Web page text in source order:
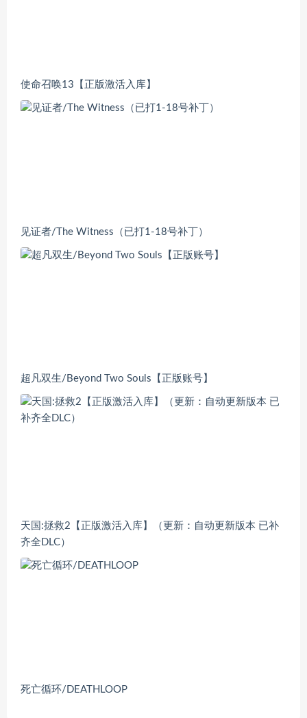
使命召唤13【正版激活入库】
见证者/The Witness（已打1-18号补丁）
超凡双生/Beyond Two Souls【正版账号】
天国:拯救2【正版激活入库】（更新：自动更新版本 已补
齐全DLC）
死亡循环/DEATHLOOP